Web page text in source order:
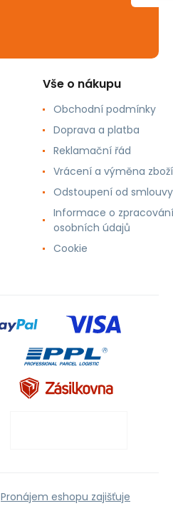
Vše o nákupu
Obchodní podmínky
Doprava a platba
Reklamační řád
Vrácení a výměna zboží
Odstoupení od smlouvy
Informace o zpracování
osobních údajů
Cookie
Pronájem eshopu zajišťuje